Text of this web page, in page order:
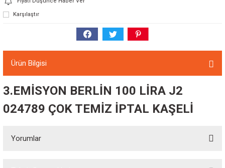
Karşılaştır
Ürün Bilgisi
3.EMİSYON BERLİN 100 LİRA J2
024789 ÇOK TEMİZ İPTAL KAŞELİ
Yorumlar